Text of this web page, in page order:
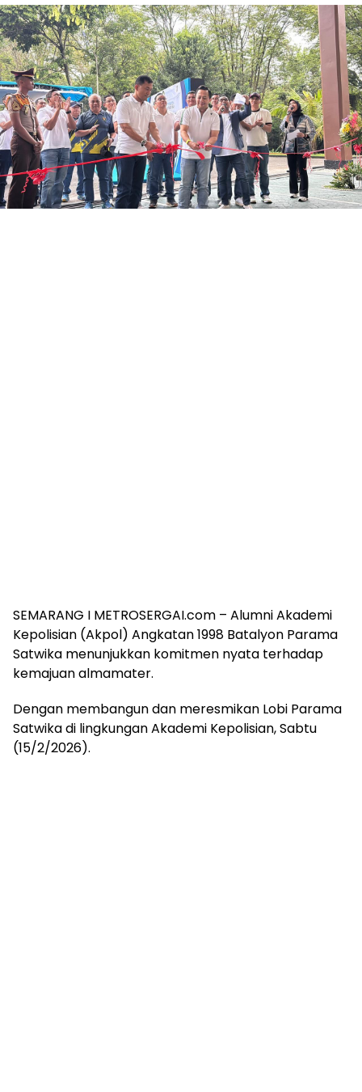
SEMARANG I METROSERGAI.com – Alumni Akademi
Kepolisian (Akpol) Angkatan 1998 Batalyon Parama
Satwika menunjukkan komitmen nyata terhadap
kemajuan almamater.
Dengan membangun dan meresmikan Lobi Parama
Satwika di lingkungan Akademi Kepolisian, Sabtu
(15/2/2026).